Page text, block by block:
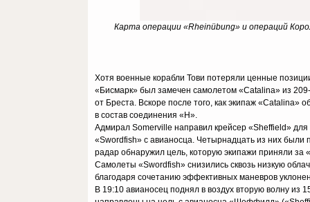
Карта операции «Rheinübung» и операций
Хотя военные корабли Тови потеряли ценные
«Бисмарк» был замечен самолетом «Catalina» из
от Бреста. Вскоре после того, как экипаж
в состав соединения «H».
Адмирал Somerville направил крейсер «Sheffield»
«Swordfish» с авианосца. Четырнадцать из них были
радар обнаружил цель, которую экипажи приняли
Самолеты «Swordfish» снизились сквозь низкую
благодаря сочетанию эффективных маневров
В 19:10 авианосец поднял в воздух вторую волну